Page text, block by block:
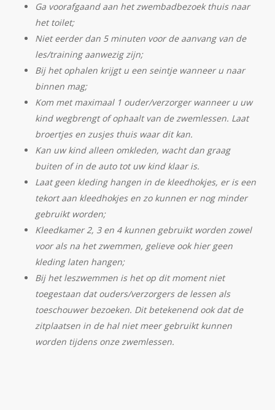
Ga voorafgaand aan het zwembadbezoek thuis naar
het toilet;
Niet eerder dan 5 minuten voor de aanvang van de
les/training aanwezig zijn;
Bij het ophalen krijgt u een seintje wanneer u naar
binnen mag;
Kom met maximaal 1 ouder/verzorger wanneer u uw
kind wegbrengt of ophaalt van de zwemlessen. Laat
broertjes en zusjes thuis waar dit kan.
Kan uw kind alleen omkleden, wacht dan graag
buiten of in de auto tot uw kind klaar is.
Laat geen kleding hangen in de kleedhokjes, er is een
tekort aan kleedhokjes en zo kunnen er nog minder
gebruikt worden;
Kleedkamer 2, 3 en 4 kunnen gebruikt worden zowel
voor als na het zwemmen, gelieve ook hier geen
kleding laten hangen;
Bij het leszwemmen is het op dit moment niet
toegestaan dat ouders/verzorgers de lessen als
toeschouwer bezoeken. Dit betekenend ook dat de
zitplaatsen in de hal niet meer gebruikt kunnen
worden tijdens onze zwemlessen.